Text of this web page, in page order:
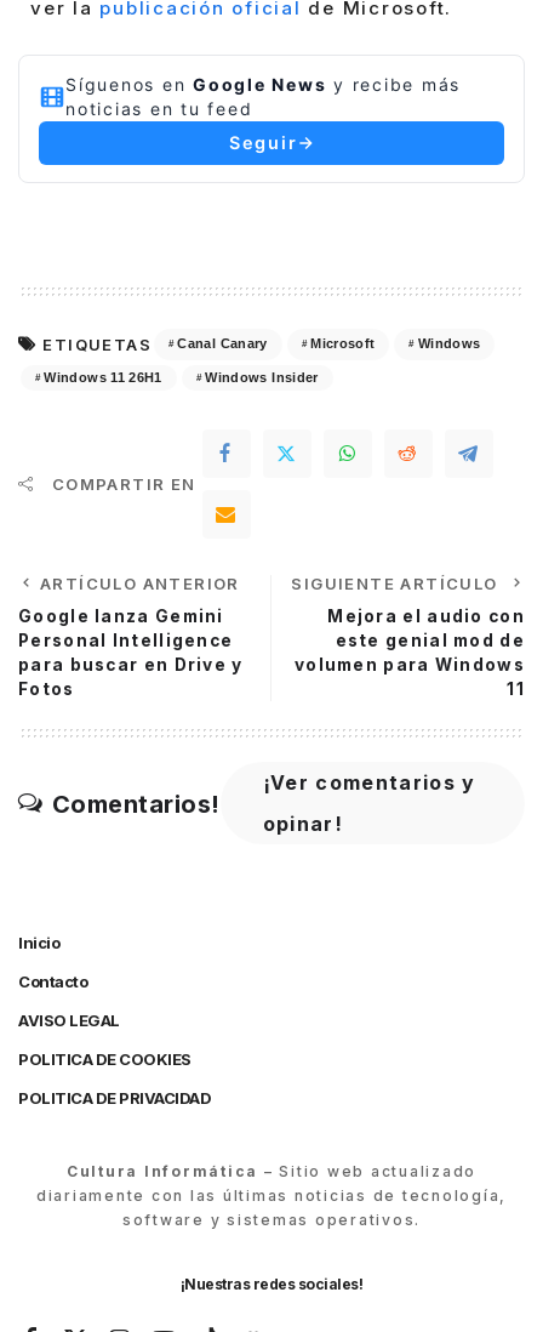
ver la publicación oficial de Microsoft.
Síguenos en Google News y recibe más
noticias en tu feed
Seguir
ETIQUETAS Canal Canary Microsoft Windows
Windows 11 26H1 Windows Insider
COMPARTIR EN
ARTÍCULO ANTERIOR
Google lanza Gemini
Personal Intelligence
para buscar en Drive y
Fotos
SIGUIENTE ARTÍCULO
Mejora el audio con
este genial mod de
volumen para Windows
11
Comentarios!
¡Ver comentarios y
opinar!
Inicio
Contacto
AVISO LEGAL
POLITICA DE COOKIES
POLITICA DE PRIVACIDAD
Cultura Informática – Sitio web actualizado
diariamente con las últimas noticias de tecnología,
software y sistemas operativos.
¡Nuestras redes sociales!